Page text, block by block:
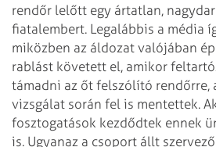
rendőr lelőtt egy ártatlan,
fiatalembert. Legalábbis a média
miközben az áldozat valójában
rablást követett el, amikor
támadni az őt felszólító rendőrre,
vizsgálat során fel is mentettek.
fosztogatások kezdődtek ennek
is. Ugyanaz a csoport állt